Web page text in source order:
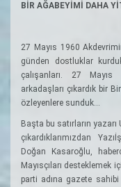
BİR AĞABEYİMİ DAHA
27 Mayıs 1960
günden dostluklar
çalışanları. 27 Mayıs
arkadaşları çıkardık bir
özleyenlere sunduk...
Başta bu satırların
çıkardıklarımızdan
Doğan Kasaroğlu,
Mayısçıları desteklemek
parti adına gazete sahibi